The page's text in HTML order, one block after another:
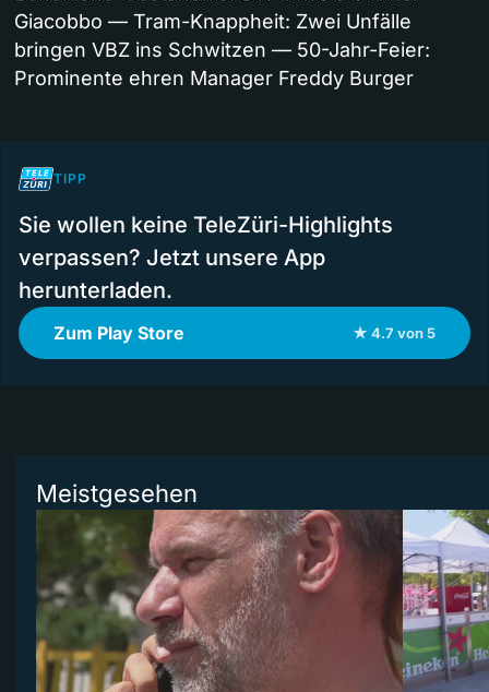
Giacobbo — Tram-Knappheit: Zwei Unfälle
bringen VBZ ins Schwitzen — 50-Jahr-Feier:
Prominente ehren Manager Freddy Burger
TIPP
Sie wollen keine TeleZüri-Highlights
verpassen? Jetzt unsere App
herunterladen.
Zum Play Store ★ 4.7 von 5
Meistgesehen